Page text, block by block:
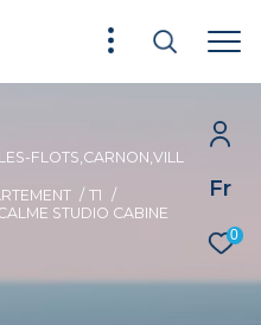
Fr
0
FLOTS,CARNON,VILL
T1
STUDIO CABINE